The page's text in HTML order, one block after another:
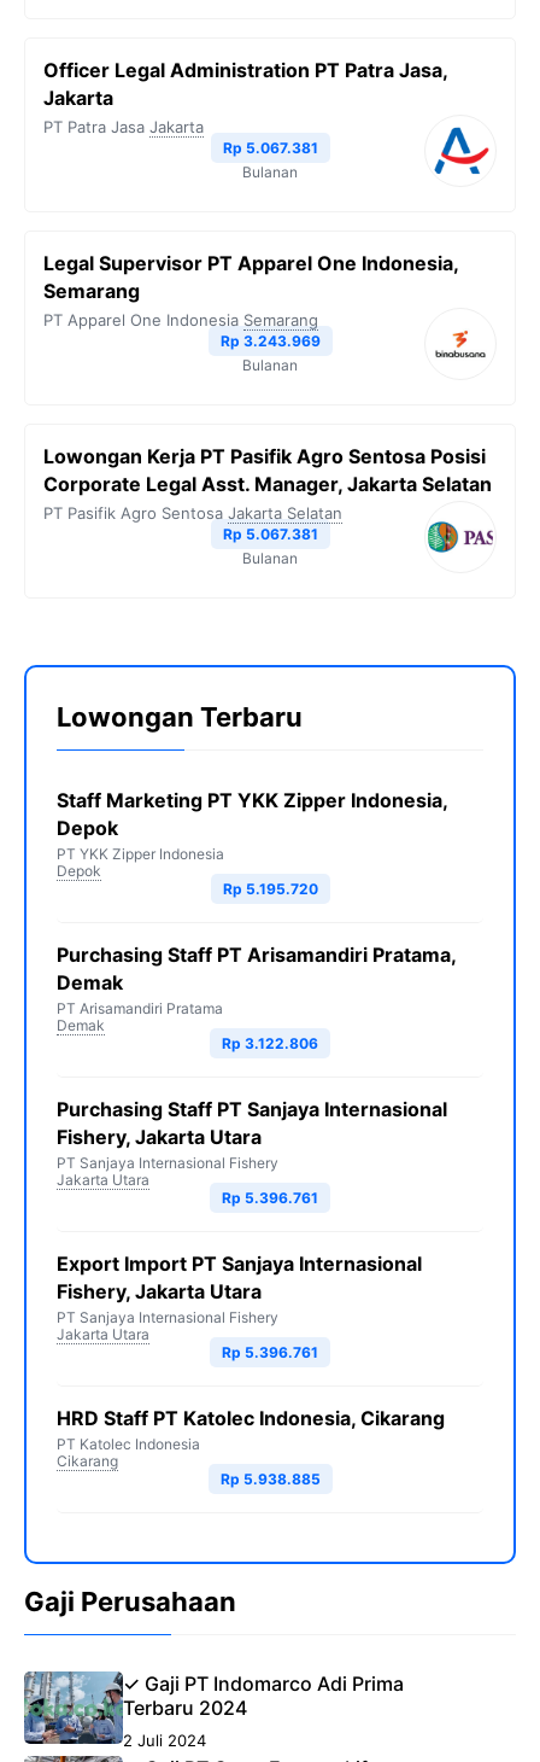
Officer Legal Administration PT Patra Jasa,
Jakarta
PT Patra Jasa Jakarta
Rp 5.067.381
Bulanan
Legal Supervisor PT Apparel One Indonesia,
Semarang
PT Apparel One Indonesia Semarang
Rp 3.243.969
Bulanan
Lowongan Kerja PT Pasifik Agro Sentosa Posisi
Corporate Legal Asst. Manager, Jakarta Selatan
PT Pasifik Agro Sentosa Jakarta Selatan
Rp 5.067.381
Bulanan
Lowongan Terbaru
Staff Marketing PT YKK Zipper Indonesia,
Depok
PT YKK Zipper Indonesia
Depok
Rp 5.195.720
Purchasing Staff PT Arisamandiri Pratama,
Demak
PT Arisamandiri Pratama
Demak
Rp 3.122.806
Purchasing Staff PT Sanjaya Internasional
Fishery, Jakarta Utara
PT Sanjaya Internasional Fishery
Jakarta Utara
Rp 5.396.761
Export Import PT Sanjaya Internasional
Fishery, Jakarta Utara
PT Sanjaya Internasional Fishery
Jakarta Utara
Rp 5.396.761
HRD Staff PT Katolec Indonesia, Cikarang
PT Katolec Indonesia
Cikarang
Rp 5.938.885
Gaji Perusahaan
✓ Gaji PT Indomarco Adi Prima
Terbaru 2024
2 Juli 2024